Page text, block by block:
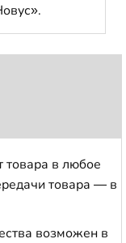
товара в любое
товара — в
возможен в